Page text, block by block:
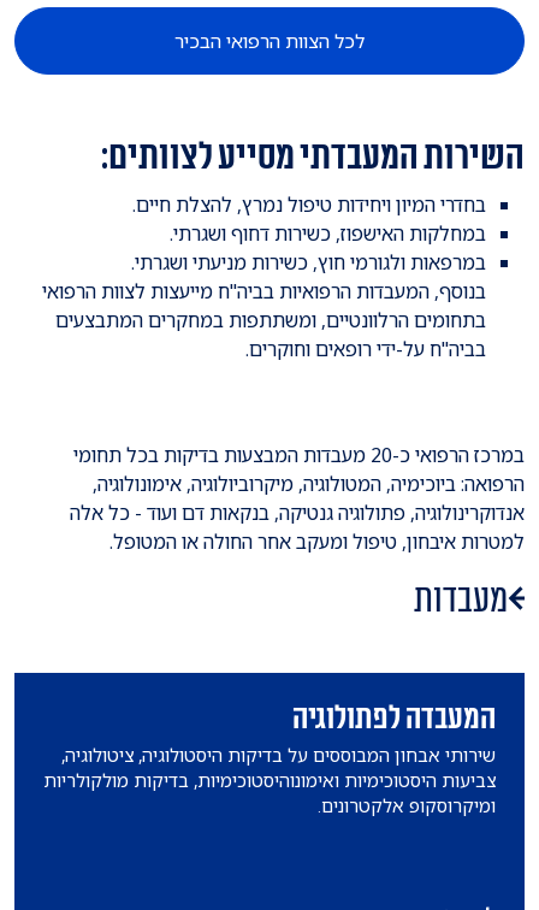
לכל הצוות הרפואי הבכיר
השירות המעבדתי מסייע לצוותים:
בחדרי המיון ויחידות טיפול נמרץ, להצלת חיים.
במחלקות האישפוז, כשירות דחוף ושגרתי.
במרפאות ולגורמי חוץ, כשירות מניעתי ושגרתי.
בנוסף, המעבדות הרפואיות בביה"ח מייעצות לצוות הרפואי
בתחומים הרלוונטיים, ומשתתפות במחקרים המתבצעים
בביה"ח על-ידי רופאים וחוקרים.​
במרכז הרפואי כ-20 מעבדות המבצעות בדיקות בכל תחומי
הרפואה: ביוכימיה, המטולוגיה, מיקרוביולוגיה, אימונולוגיה,
אנדוקרינולוגיה, פתולוגיה גנטיקה, בנקאות דם ועוד - כל אלה
למטרות איבחון, טיפול ומעקב אחר החולה או המטופל.
מעבדות
המעבדה לפתולוגיה
שירותי אבחון המבוססים על בדיקות היסטולוגיה, ציטולוגיה,
צביעות היסטוכימיות ואימונוהיסטוכימיות, בדיקות מולקולריות
ומיקרוסקופ אלקטרונים.